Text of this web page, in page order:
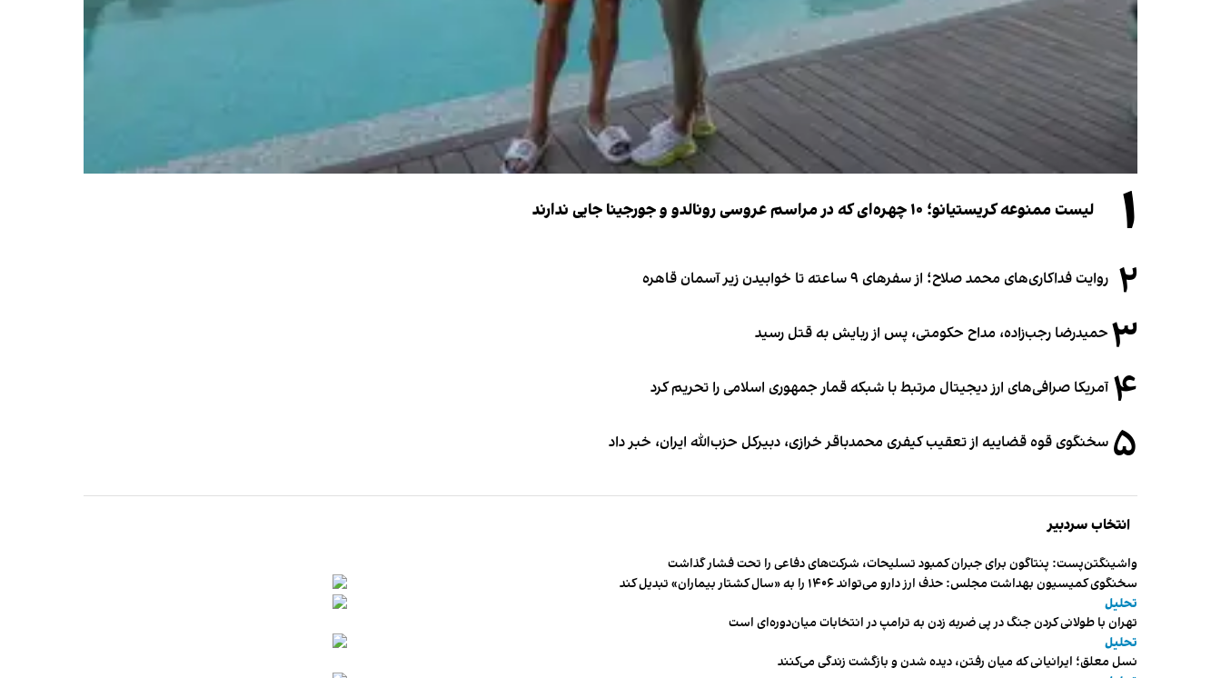
۱ لیست ممنوعه کریستیانو؛ ۱۰ چهره‌ای که در مراسم عروسی رونالدو و جورجینا جایی ندارند
۲ روایت فداکاری‌های محمد صلاح؛ از سفرهای ۹ ساعته تا خوابیدن زیر آسمان قاهره
۳ حمیدرضا رجب‌زاده، مداح حکومتی، پس از ربایش به قتل رسید
۴ آمریکا صرافی‌های ارز دیجیتال مرتبط با شبکه قمار جمهوری اسلامی را تحریم کرد
۵ سخنگوی قوه قضاییه از تعقیب کیفری محمدباقر خرازی، دبیر‌کل حزب‌الله ایران، خبر داد
انتخاب سردبیر
واشینگتن‌پست: پنتاگون برای جبران کمبود تسلیحات، شرکت‌های دفاعی را تحت فشار گذاشت
سخنگوی کمیسیون بهداشت مجلس: حذف ارز دارو می‌تواند ۱۴۰۶ را به «سال کشتار بیماران» تبدیل کند
تحلیل
تهران با طولانی کردن جنگ در پی ضربه زدن به ترامپ در انتخابات میان‌دوره‌ای است
تحلیل
نسل معلق؛ ایرانیانی که میان رفتن، دیده شدن و بازگشت زندگی می‌کنند